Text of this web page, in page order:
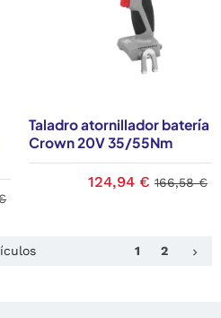
Taladro atornillador batería
Crown 20V 35/55Nm
124,94 € 166,58 €
1 2 keyboard_arrow_right